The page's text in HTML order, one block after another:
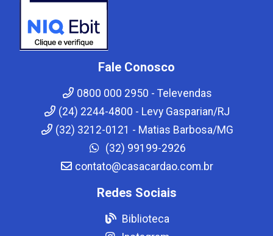
Fale Conosco
0800 000 2950 - Televendas
(24) 2244-4800 - Levy Gasparian/RJ
(32) 3212-0121 - Matias Barbosa/MG
(32) 99199-2926
contato@casacardao.com.br
Redes Sociais
Biblioteca